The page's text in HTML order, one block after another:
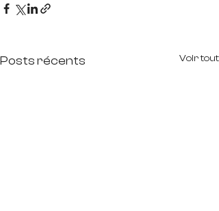
Posts récents Voir tout